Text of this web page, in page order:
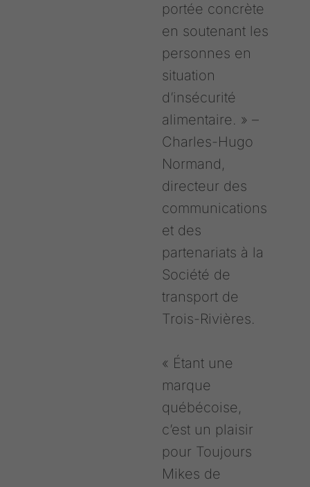
portée concrète
en soutenant les
personnes en
situation
d’insécurité
alimentaire. » –
Charles-Hugo
Normand,
directeur des
communications
et des
partenariats à la
Société de
transport de
Trois-Rivières.
« Étant une
marque
québécoise,
c’est un plaisir
pour Toujours
Mikes de